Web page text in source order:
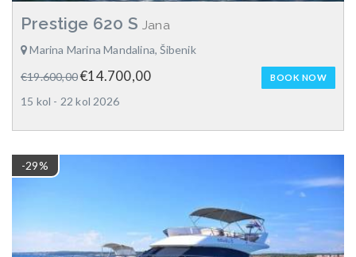
Prestige 620 S Jana
Marina Marina Mandalina, Šibenik
BOOK NOW
€19.600,00€14.700,00
15 kol - 22 kol 2026
-29%